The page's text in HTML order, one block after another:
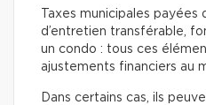
Taxes municipales payées
d’entretien transférable,
un condo : tous ces
ajustements financiers au
Dans certains cas, ils